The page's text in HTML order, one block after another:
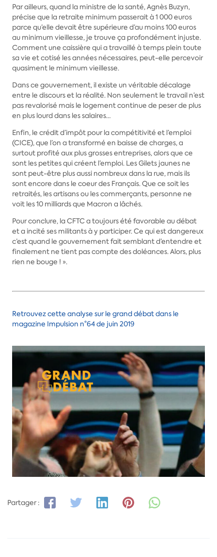
Par ailleurs, quand la ministre de la santé, Agnès Buzyn,
précise que la retraite minimum passerait à 1 000 euros
parce qu’elle devait être supérieure d’au moins 100 euros
au minimum vieillesse, je trouve ça profondément injuste.
Comment une caissière qui a travaillé à temps plein toute
sa vie et cotisé les années nécessaires, peut-elle percevoir
quasiment le minimum vieillesse.
Dans ce gouvernement, il existe un véritable décalage
entre le discours et la réalité. Non seulement le travail n’est
pas revalorisé mais le logement continue de peser de plus
en plus lourd dans les salaires…
Enfin, le crédit d’impôt pour la compétitivité et l’emploi
(CICE), que l’on a transformé en baisse de charges, a
surtout profité aux plus grosses entreprises, alors que ce
sont les petites qui créent l’emploi. Les Gilets jaunes ne
sont peut-être plus aussi nombreux dans la rue, mais ils
sont encore dans le coeur des Français. Que ce soit les
retraités, les artisans ou les commerçants, personne ne
voit les 10 milliards que Macron a lâchés.
Pour conclure, la CFTC a toujours été favorable au débat
et a incité ses militants à y participer. Ce qui est dangereux
c’est quand le gouvernement fait semblant d’entendre et
finalement ne tient pas compte des doléances. Alors, plus
rien ne bouge ! ».
Retrouvez cette analyse sur le grand débat dans le
magazine Impulsion n°64 de juin 2019
Partager :